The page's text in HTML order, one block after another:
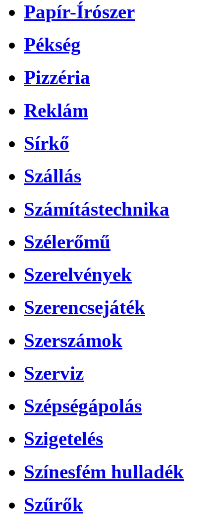
Papír-Írószer
Pékség
Pizzéria
Reklám
Sírkő
Szállás
Számítástechnika
Szélerőmű
Szerelvények
Szerencsejáték
Szerszámok
Szerviz
Szépségápolás
Szigetelés
Színesfém hulladék
Szűrők